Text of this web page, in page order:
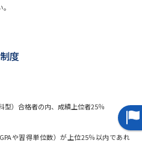
新学年スタート号特集ページ
（高2生用）
る
度
型）合格者の内、成績上位者25％
や習得単位数）が上位25％以内であれ